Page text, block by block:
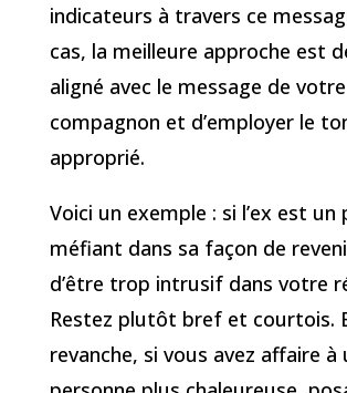
indicateurs à travers ce
cas, la meilleure approche est
aligné avec le message de
compagnon et d’employer le
approprié.
Voici un exemple : si l’ex est un
méfiant dans sa façon de
d’être trop intrusif dans votre
Restez plutôt bref et courtois.
revanche, si vous avez affaire à